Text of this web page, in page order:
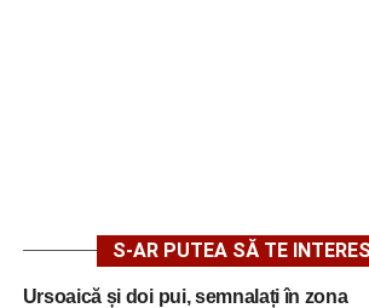
S-AR PUTEA SĂ TE
Ursoaică și doi pui, semnalați în zona